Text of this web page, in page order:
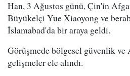
Han, 3 Ağustos günü, Çin'in
Büyükelçi Yue Xiaoyong ve
İslamabad'da bir araya geldi.
Görüşmede bölgesel güvenlik
gelişmeler ele alındı.